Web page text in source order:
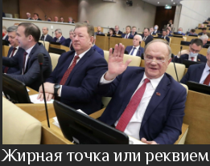
Жирная точка или реквием